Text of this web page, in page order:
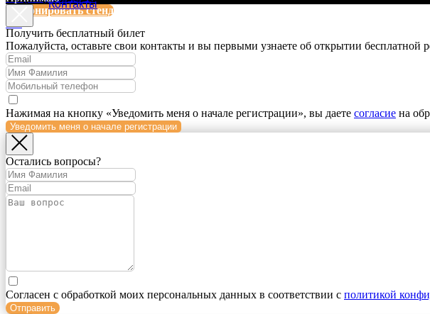
Забронировать стенд
EN
Контакты
Получить бесплатный билет
Пожалуйста, оставьте свои контакты и вы первыми узнаете об открытии
Нажимая на кнопку «Уведомить меня о начале регистрации», вы даете согласие на
Уведомить меня о начале регистрации
Остались вопросы?
Согласен с обработкой моих персональных данных в соответствии с политикой
Отправить